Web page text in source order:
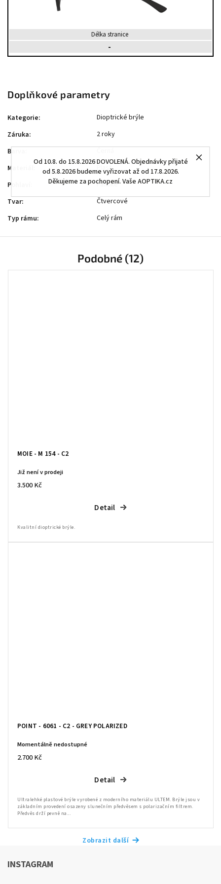
Od 10.8. do 15.8.2026 DOVOLENÁ. Objednávky přijaté
od 5.8.2026 budeme vyřizovat až od 17.8.2026.
Děkujeme za pochopení. Vaše AOPTIKA.cz
Délka stranice
-
Doplňkové parametry
Kategorie:
Dioptrické brýle
Záruka:
2 roky
Barva
Materiál
Plast
Pohlaví
Pánské
Tvar:
Čtvercové
Typ rámu: Celý rám
Podobné (12)
MOIE - M 154 - C2
Již není v prodeji
3.500 Kč
Detail
POINT - 6061 - C2 - GREY POLARIZED
Momentálně nedostupné
2.700 Kč
Detail
Ultralehké plastové brýle vyrobené z moderního materiálu ULTEM. Brýle jsou v
základním provedení osazeny slunečním předvěsem s polarizačním filtrem.
Předvěs drží pevně na...
Zobrazit další
INSTAGRAM